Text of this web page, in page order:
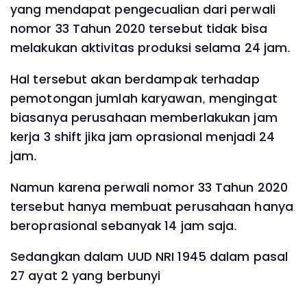
yang mendapat pengecualian dari perwali
nomor 33 Tahun 2020 tersebut tidak bisa
melakukan aktivitas produksi selama 24 jam.
Hal tersebut akan berdampak terhadap
pemotongan jumlah karyawan, mengingat
biasanya perusahaan memberlakukan jam
kerja 3 shift jika jam oprasional menjadi 24
jam.
Namun karena perwali nomor 33 Tahun 2020
tersebut hanya membuat perusahaan hanya
beroprasional sebanyak 14 jam saja.
Sedangkan dalam UUD NRI 1945 dalam pasal
27 ayat 2 yang berbunyi